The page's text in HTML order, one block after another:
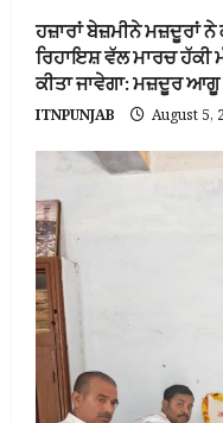
ਹਜ਼ਾਰਾਂ ਬੇਜ਼ਮੀਨੇ ਮਜ਼ਦੂਰਾਂ
ਰਿਹਾਇਸ਼ ਵੱਲ ਮਾਰਚ ਹੱਕੀ
ਕੀਤਾ ਜਾਵੇਗਾ: ਮਜ਼ਦੂਰ ਆਗੂ
ITNPUNJAB August 5,